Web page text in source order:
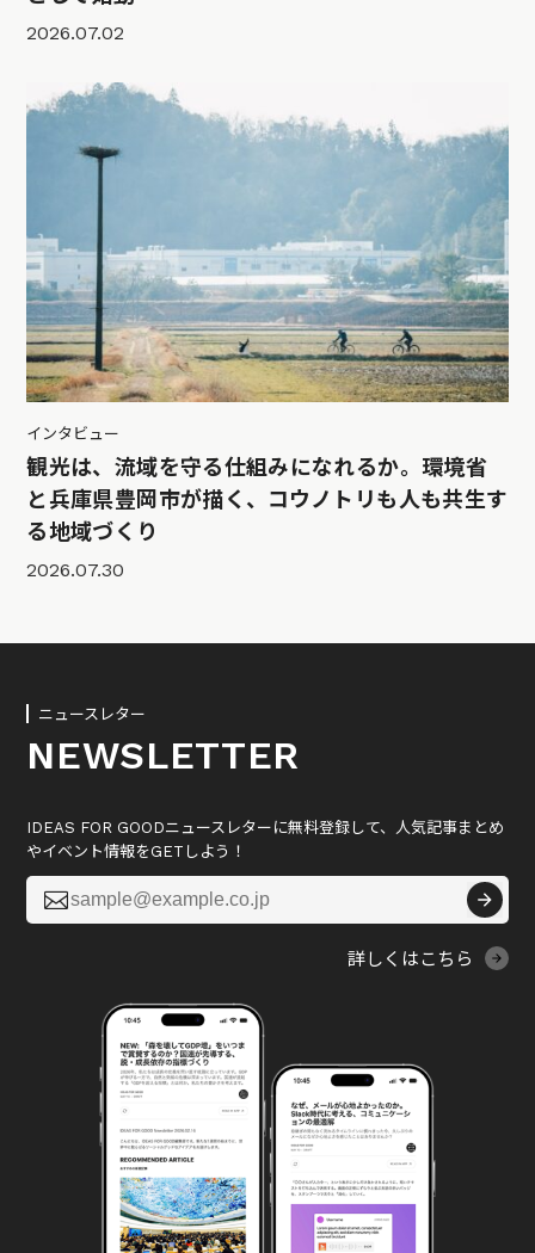
2026.07.02
インタビュー
観光は、流域を守る仕組みになれるか。環境省
と兵庫県豊岡市が描く、コウノトリも人も共生す
る地域づくり
2026.07.30
ニュースレター
NEWSLETTER
IDEAS FOR GOODニュースレターに無料登録して、人気記事まとめ
やイベント情報をGETしよう！

詳しくはこちら